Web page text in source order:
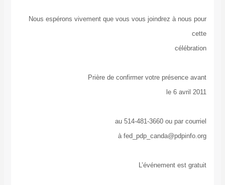
Nous espérons vivement que vous vous joindrez
Prière de confirmer votre
au 514-481-3660 ou
à